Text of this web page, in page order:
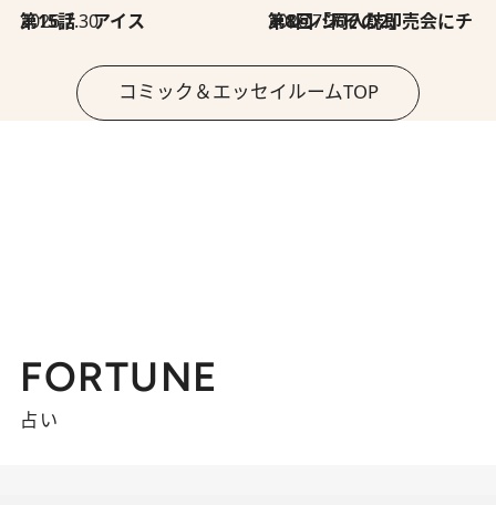
2026.7.30
第15話 アイス 2026.7.30
第8回「同人誌即売会にチャレンジ その2」
コミック＆エッセイルームTOP
FORTUNE
占い